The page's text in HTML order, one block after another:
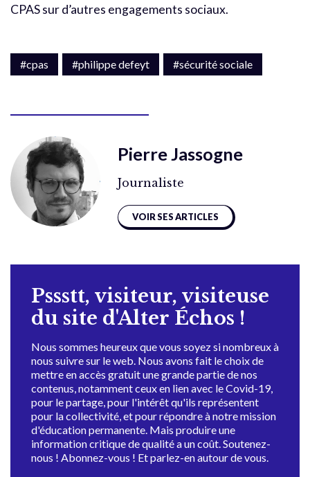
CPAS sur d’autres engagements sociaux.
#cpas #philippe defeyt #sécurité sociale
Pierre Jassogne
Journaliste
VOIR SES ARTICLES
Pssstt, visiteur, visiteuse
du site d'Alter Échos !
Nous sommes heureux que vous soyez si nombreux à
nous suivre sur le web. Nous avons fait le choix de
mettre en accès gratuit une grande partie de nos
contenus, notamment ceux en lien avec le Covid-19,
pour le partage, pour l'intérêt qu'ils représentent
pour la collectivité, et pour répondre à notre mission
d'éducation permanente. Mais produire une
information critique de qualité a un coût. Soutenez-
nous ! Abonnez-vous ! Et parlez-en autour de vous.